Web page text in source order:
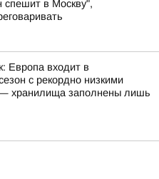
спешит в Москву",
Европа входит в
с рекордно низкими
— хранилища заполнены лишь